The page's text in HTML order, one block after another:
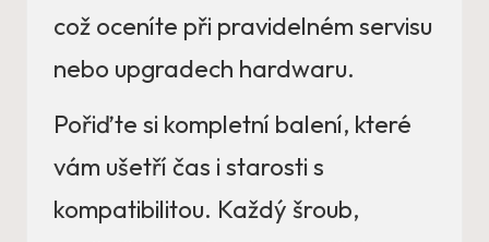
což oceníte při pravidelném servisu
nebo upgradech hardwaru.
Pořiďte si kompletní balení, které
vám ušetří čas i starosti s
kompatibilitou. Každý šroub,